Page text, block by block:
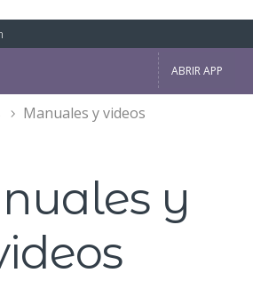
ABRIR APP
manuales y videos
y